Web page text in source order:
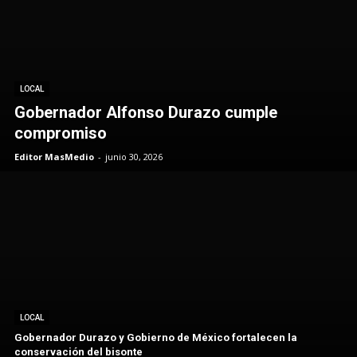
LOCAL
Gobernador Alfonso Durazo cumple
compromiso
Editor MasMedio - junio 30, 2026
LOCAL
Gobernador Durazo y Gobierno de México fortalecen la
conservación del bisonte